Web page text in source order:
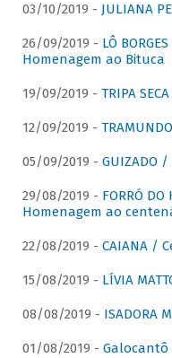
03/10/2019 - JULIANA
26/09/2019 - LÔ
Homenagem ao Bituca
19/09/2019 - TRIPA
12/09/2019 - TRAMUNDO
05/09/2019 - GUIZADO
29/08/2019 - FORRÓ DO
Homenagem ao
22/08/2019 - CAIANA /
15/08/2019 - LÍVIA
08/08/2019 - ISADORA
01/08/2019 - Galocantô